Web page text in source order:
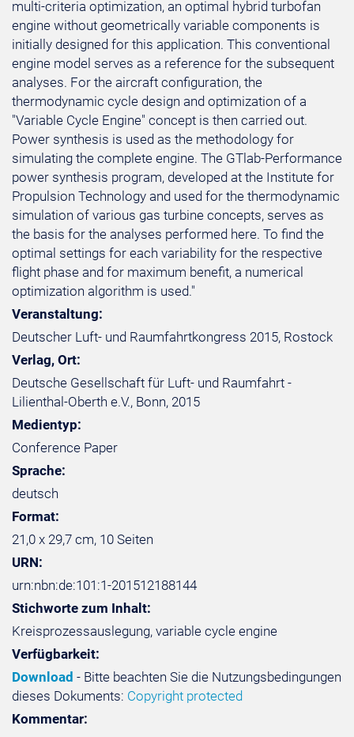
multi-criteria optimization, an optimal hybrid turbofan
engine without geometrically variable components is
initially designed for this application. This conventional
engine model serves as a reference for the subsequent
analyses. For the aircraft configuration, the
thermodynamic cycle design and optimization of a
"Variable Cycle Engine" concept is then carried out.
Power synthesis is used as the methodology for
simulating the complete engine. The GTlab-Performance
power synthesis program, developed at the Institute for
Propulsion Technology and used for the thermodynamic
simulation of various gas turbine concepts, serves as
the basis for the analyses performed here. To find the
optimal settings for each variability for the respective
flight phase and for maximum benefit, a numerical
optimization algorithm is used."
Veranstaltung:
Deutscher Luft- und Raumfahrtkongress 2015, Rostock
Verlag, Ort:
Deutsche Gesellschaft für Luft- und Raumfahrt -
Lilienthal-Oberth e.V., Bonn, 2015
Medientyp:
Conference Paper
Sprache:
deutsch
Format:
21,0 x 29,7 cm, 10 Seiten
URN:
urn:nbn:de:101:1-201512188144
Stichworte zum Inhalt:
Kreisprozessauslegung, variable cycle engine
Verfügbarkeit:
Download - Bitte beachten Sie die Nutzungsbedingungen
dieses Dokuments: Copyright protected
Kommentar: